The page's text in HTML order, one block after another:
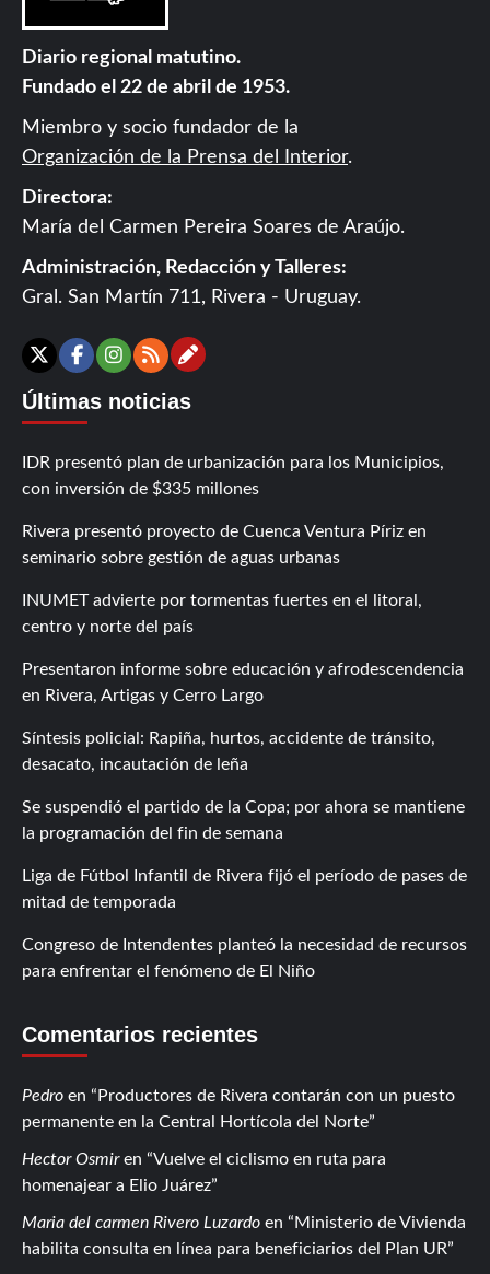
Diario regional matutino.
Fundado el 22 de abril de 1953.
Miembro y socio fundador de la
Organización de la Prensa del Interior.
Directora:
María del Carmen Pereira Soares de Araújo.
Administración, Redacción y Talleres:
Gral. San Martín 711, Rivera - Uruguay.
X Facebook
Instagram
RSSContáctanos
Últimas noticias
IDR presentó plan de urbanización para los Municipios,
con inversión de $335 millones
Rivera presentó proyecto de Cuenca Ventura Píriz en
seminario sobre gestión de aguas urbanas
INUMET advierte por tormentas fuertes en el litoral,
centro y norte del país
Presentaron informe sobre educación y afrodescendencia
en Rivera, Artigas y Cerro Largo
Síntesis policial: Rapiña, hurtos, accidente de tránsito,
desacato, incautación de leña
Se suspendió el partido de la Copa; por ahora se mantiene
la programación del fin de semana
Liga de Fútbol Infantil de Rivera fijó el período de pases de
mitad de temporada
Congreso de Intendentes planteó la necesidad de recursos
para enfrentar el fenómeno de El Niño
Comentarios recientes
Pedro en
Productores de Rivera contarán con un puesto
permanente en la Central Hortícola del Norte
Hector Osmiren
Vuelve el ciclismo en ruta para
homenajear a Elio Juárez
Maria del carmen Rivero Luzardo en
Ministerio de Vivienda
habilita consulta en línea para beneficiarios del Plan UR